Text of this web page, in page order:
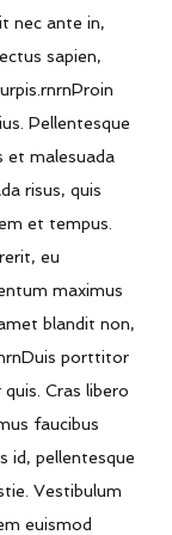
nec ante in,
sapien,
Pellentesque
et malesuada
risus, quis
et tempus.
eu
maximus
blandit non,
porttitor
Cras libero
faucibus
id, pellentesque
Vestibulum
euismod